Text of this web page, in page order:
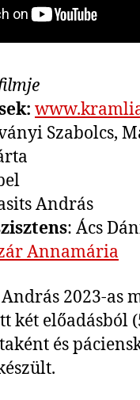
Szabolcs,
András
: Ács
Annamária
2023-as
két előadásból
és